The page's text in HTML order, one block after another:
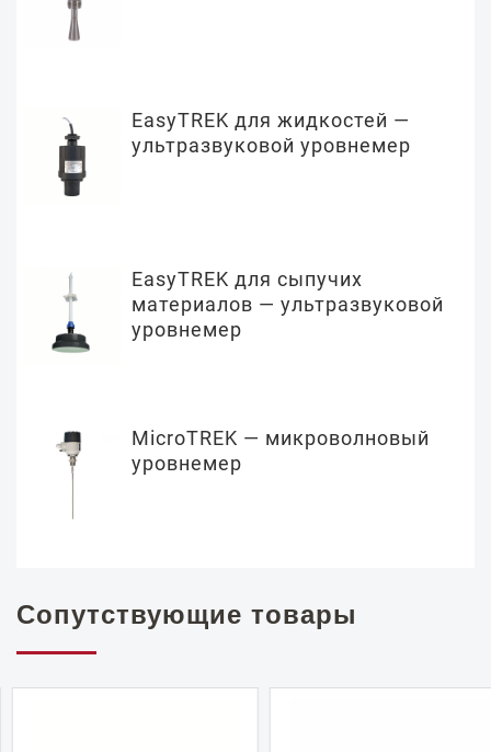
EasyTREK для жидкостей —
ультразвуковой уровнемер
EasyTREK для сыпучих
материалов — ультразвуковой
уровнемер
MicroTREK — микроволновый
уровнемер
Сопутствующие товары